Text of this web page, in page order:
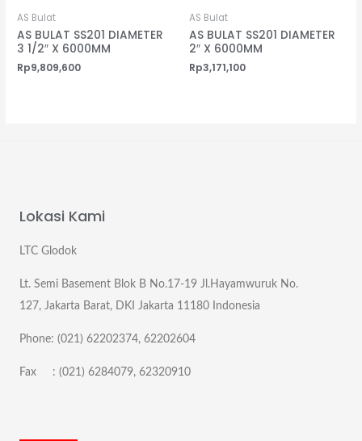
AS Bulat
AS BULAT SS201 DIAMETER
3 1/2″ X 6000MM
Rp9,809,600
AS Bulat
AS BULAT SS201 DIAMETER
2″ X 6000MM
Rp3,171,100
Lokasi Kami
LTC Glodok
Lt. Semi Basement Blok B No.17-19 Jl.Hayamwuruk No.
127, Jakarta Barat, DKI Jakarta 11180 Indonesia
Phone: (021) 62202374, 62202604
Fax : (021) 6284079, 62320910